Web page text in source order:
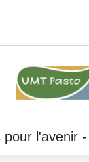
l'avenir